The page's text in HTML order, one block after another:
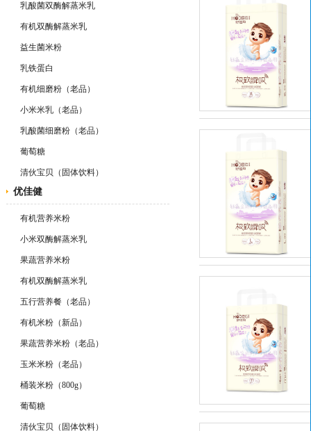
乳酸菌双酶解蒸米乳
有机双酶解蒸米乳
益生菌米粉
乳铁蛋白
有机细磨粉（老品）
小米米乳（老品）
乳酸菌细磨粉（老品）
葡萄糖
清伙宝贝（固体饮料）
优佳健
有机营养米粉
小米双酶解蒸米乳
果蔬营养米粉
有机双酶解蒸米乳
五行营养餐（老品）
有机米粉（新品）
果蔬营养米粉（老品）
玉米米粉（老品）
桶装米粉（800g）
葡萄糖
清伙宝贝（固体饮料）